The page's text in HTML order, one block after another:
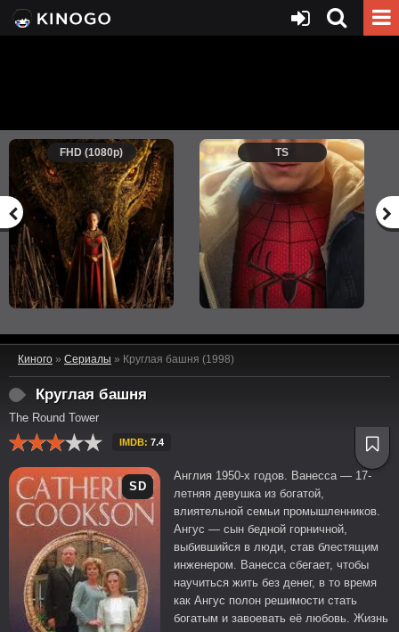
FHD (1080p) TS
Киного » Сериалы » Круглая башня (1998)
Круглая башня
The Round Tower
IMDB: 7.4
SD
Англия 1950-х годов. Ванесса — 17-
летняя девушка из богатой,
влиятельной семьи промышленников.
Ангус — сын бедной горничной,
выбившийся в люди, став блестящим
инженером. Ванесса сбегает, чтобы
научиться жить без денег, в то время
как Ангус полон решимости стать
богатым и завоевать её любовь. Жизнь